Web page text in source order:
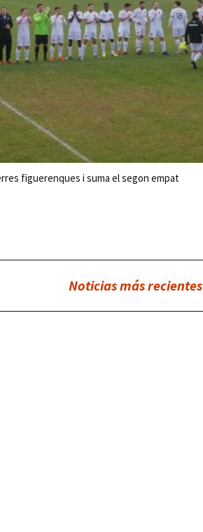
figuerenques i suma el segon empat
Noticias más recientes